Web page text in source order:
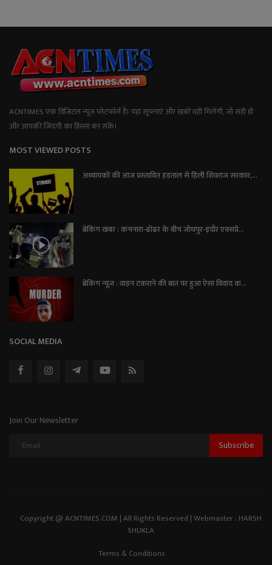
ACNTIMES एक डिजिटल न्यूज प्लेटफॉर्म है। यहां सूचनाएं और खबरें वही मिलेंगी, जो सही हों
और आपकी जिंदगी का हिस्सा बन सकें।
MOST VIEWED POSTS
अध्यापकों की आज प्रस्तावित हड़ताल से हिली शिवराज सरकार,...
ब्रेकिंग खबर : कचनारा-ढोढर के बीच जोधपुर-इंदौर एक्सप्रे...
ब्रेकिंग न्यूज़ : वाहन टकराने की बात पर हुआ ऐसा विवाद क...
SOCIAL MEDIA
Join Our Newsletter
Subscribe
Copyright @ ACNTIMES.COM | All Rights Reserved | Webmaster : HARSH
SHUKLA
Terms & Conditions